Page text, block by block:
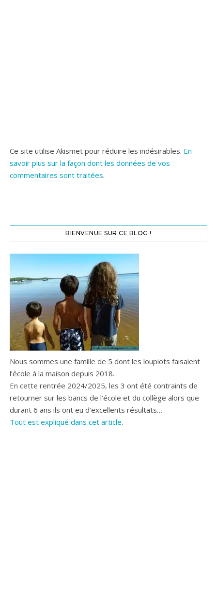
Ce site utilise Akismet pour réduire les indésirables. En
savoir plus sur la façon dont les données de vos
commentaires sont traitées.
BIENVENUE SUR CE BLOG !
Nous sommes une famille de 5 dont les loupiots faisaient
l’école à la maison depuis 2018.
En cette rentrée 2024/2025, les 3 ont été contraints de
retourner sur les bancs de l’école et du collège alors que
durant 6 ans ils ont eu d’excellents résultats…
Tout est expliqué dans cet article.